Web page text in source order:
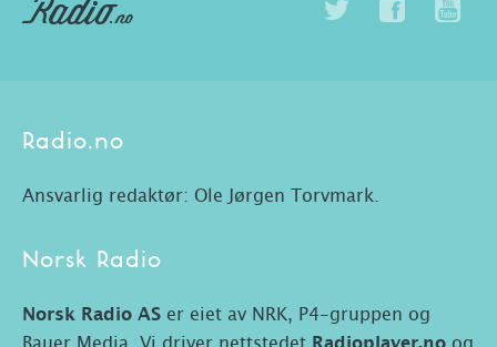
Radio.no
Ansvarlig redaktør: Ole Jørgen Torvmark.
Norsk Radio
Norsk Radio AS er eiet av NRK, P4-gruppen og